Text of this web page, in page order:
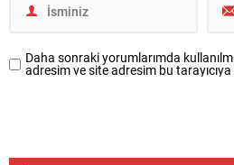
Daha sonraki yorumlarımda
adresim ve site adresim bu